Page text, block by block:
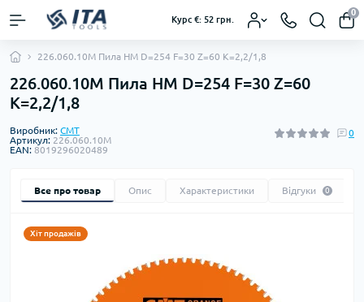
Курс €: 52 грн.
0
226.060.10M Пила HM D=254 F=30 Z=60 K=2,2/1,8
226.060.10M Пила HM D=254 F=30 Z=60
K=2,2/1,8
Виробник: CMT
Артикул: 226.060.10M
EAN: 8019296020489
0
Все про товар Опис Характеристики Відгуки 0
Хіт продажів